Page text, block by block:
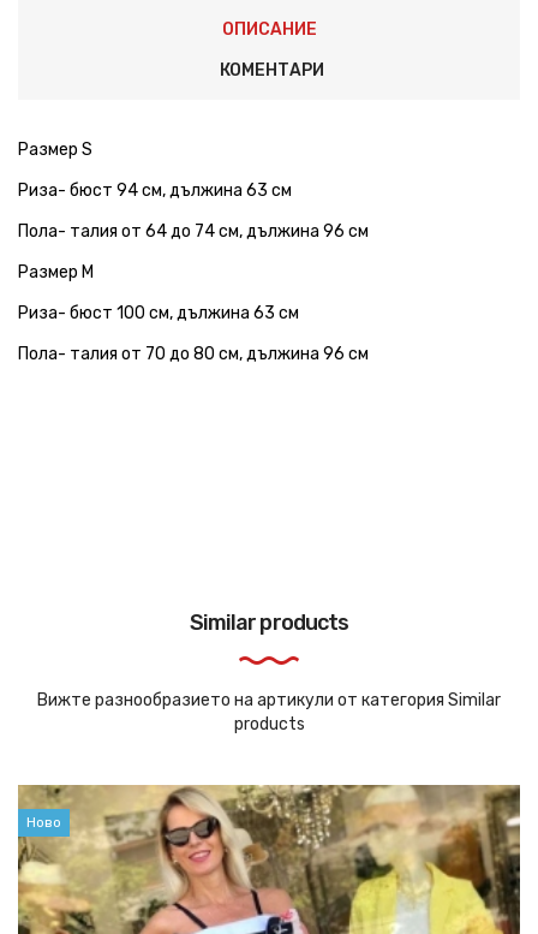
ОПИСАНИЕ
КОМЕНТАРИ
Размер S
Риза- бюст 94 см, дължина 63 см
Пола- талия от 64 до 74 см, дължина 96 см
Размер М
Риза- бюст 100 см, дължина 63 см
Пола- талия от 70 до 80 см, дължина 96 см
Similar products
Вижте разнообразието на артикули от категория Similar
products
Ново